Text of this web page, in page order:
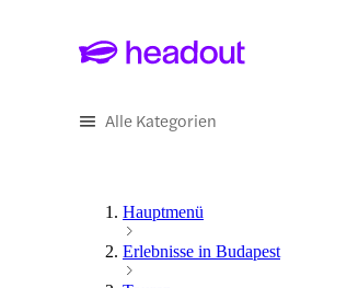
Alle Kategorien
Hauptmenü
Erlebnisse in Budapest